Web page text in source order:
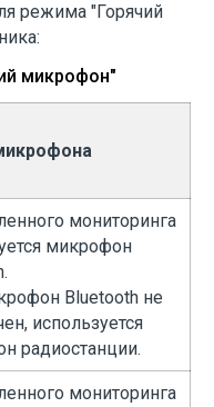
режима "Горячий
микрофон"
мониторинга
микрофон
Bluetooth не
используется
радиостанции.
мониторинга